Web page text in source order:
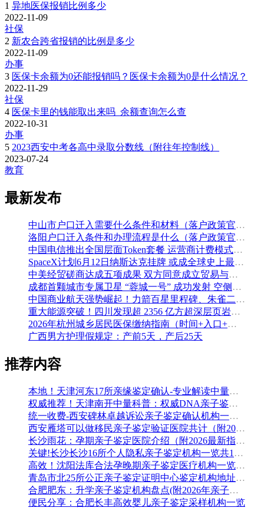
1 异地医保报销比例多少
2022-11-09
社保
2 新农合跨省报销的比例是多少
2022-11-09
办事
3 医保卡余额为0还能报销吗？医保卡余额为0是什么情况？
2022-11-29
社保
4 医保卡里的钱能取出来吗_余额查询怎么查
2022-10-31
办事
5 2023西安中考各高中录取分数线（附往年控制线）
2023-07-24
教育
最新发布
中山市户口迁入需要什么条件和材料（落户政策官方解读）
洛阳户口迁入条件和办理流程是什么（落户政策官方问答汇总）
中国电信推出全国层面Token套餐 运营商计费模式从”流量”迈向”算力”
SpaceX计划6月12日纳斯达克挂牌 或成全球史上最大规模IPO
中美经贸磋商达成五项成果 双方同意成立贸易与投资双理事会
成都首颗城市专属卫星 “蓉城一号” 成功发射 空侧直转模式同步落地 双重大突破助力国际门户枢纽建设
中国商业航天强势崛起！力箭百星里程碑、朱雀二号改进型发射成功
重大能源突破！四川发现超 2356 亿方超深层页岩气田，保障国家能源安全
2026年杭州城乡居民医保缴纳指南（时间+入口+金额）
广西男方护理假规定：产前5天，产后25天
推荐内容
本地！天津河东17所亲缘鉴定确认-专业解读中量基因
权威推荐！天津南开中量科普：权威DNA亲子鉴定机构名单公布(2026年新版)
统一收费-西安碑林卓越诉讼亲子鉴定确认机构一览（7家2026年5月汇总鉴定）
西安雁塔可以做移民亲子鉴定验证医院共计（附2026年地址名单更正）
长沙雨花：孕期亲子鉴定医院介绍（附2026最新指南）
关键!长沙长沙16所个人隐私亲子鉴定机构一览共11家（附2026收费一览）
高效！沈阳法库合法孕晚期亲子鉴定医疗机构一览（附2026年本土机构名单）
青岛市北25所公正亲子鉴定证明中心鉴定机构地址大全（附2026年5月更新）
合肥肥东：升学亲子鉴定机构盘点(附2026年亲子鉴定收费标准)
便民分享：合肥长丰高效婴儿亲子鉴定采样机构一览